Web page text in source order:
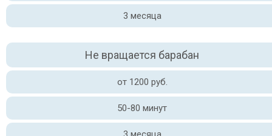
3 месяца
Не вращается барабан
от 1200 руб.
50-80 минут